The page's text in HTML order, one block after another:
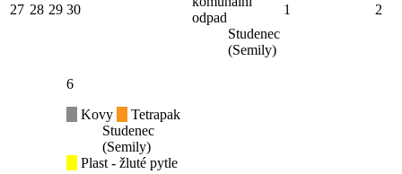
27 28 29 30
odpad
Studenec
(Semily)
1 2
6
Kovy
Tetrapak
Studenec
(Semily)
Plast - žluté pytle